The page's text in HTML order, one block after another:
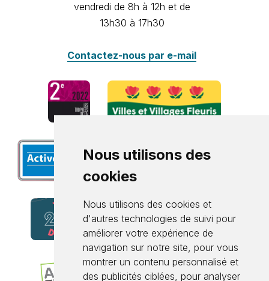
Nous utilisons des
cookies
Nous utilisons des cookies et
d'autres technologies de suivi pour
améliorer votre expérience de
navigation sur notre site, pour vous
montrer un contenu personnalisé et
des publicités ciblées, pour analyser
vendredi de 8h à 12h et de
13h30 à 17h30
Contactez-nous par e-mail